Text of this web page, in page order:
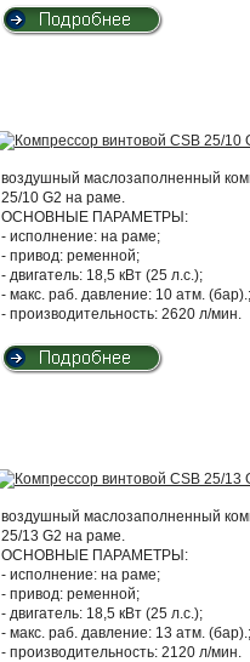
воздушный маслозаполненный
25/10 G2 на раме.
ОСНОВНЫЕ ПАРАМЕТРЫ:
- исполнение: на раме;
- привод: ременной;
- двигатель: 18,5 кВт (25 л.с.);
- макс. раб. давление: 10 атм. (бар).;
- производительность: 2620 л/мин.
воздушный маслозаполненный
25/13 G2 на раме.
ОСНОВНЫЕ ПАРАМЕТРЫ:
- исполнение: на раме;
- привод: ременной;
- двигатель: 18,5 кВт (25 л.с.);
- макс. раб. давление: 13 атм. (бар).;
- производительность: 2120 л/мин.